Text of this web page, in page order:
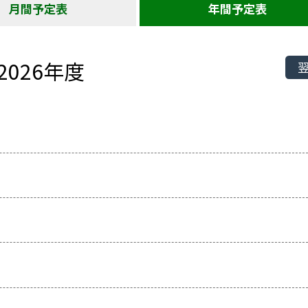
月間予定表 年間予定表
年度